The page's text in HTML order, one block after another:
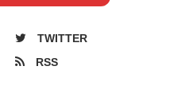
TWITTER
RSS